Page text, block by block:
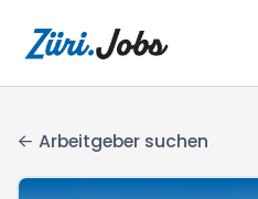
Arbeitgeber suchen